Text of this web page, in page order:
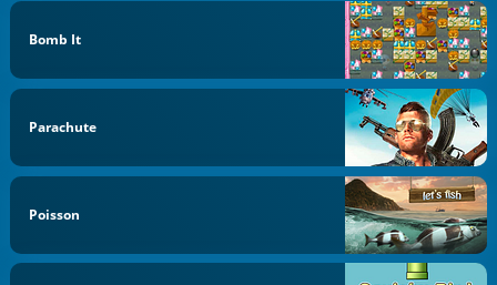
Bomb It
Parachute
Poisson